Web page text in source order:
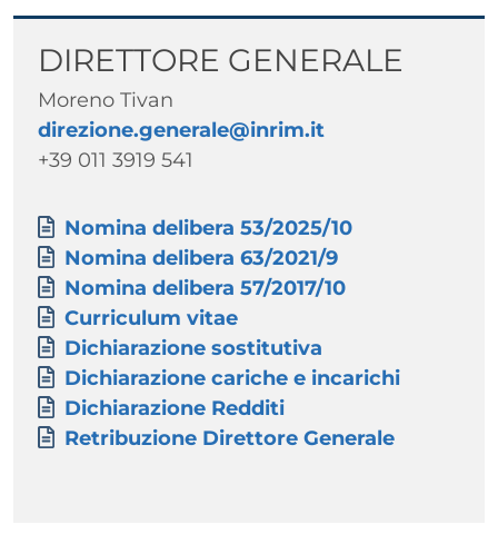
Titolo
DIRETTORE GENERALE
Testo
Moreno Tivan
direzione.generale@inrim.it
+39 011 3919 541
Paragrafo
Allegati
Documento
Nomina delibera 53/2025/10
Documento
Nomina delibera 63/2021/9
Documento
Nomina delibera 57/2017/10
Documento
Curriculum vitae
Documento
Dichiarazione sostitutiva
Documento
Dichiarazione cariche e incarichi
Documento
Dichiarazione Redditi
Documento
Retribuzione Direttore Generale